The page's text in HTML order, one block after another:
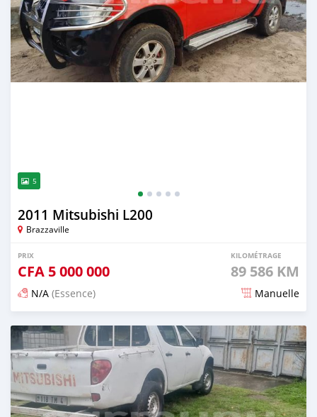
5
2011 Mitsubishi L200
Brazzaville
PRIX
CFA 5 000 000
KILOMÉTRAGE
89 586 KM
N/A (Essence) Manuelle
Publié il y a 7 mois